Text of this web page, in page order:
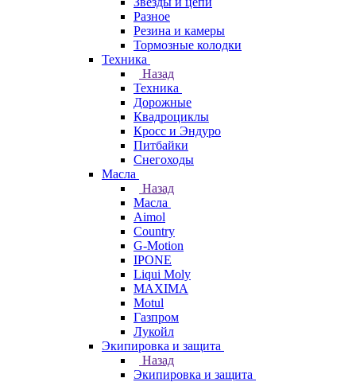
Разное
Резина и камеры
Тормозные колодки
Техника
Назад
Техника
Дорожные
Квадроциклы
Кросс и Эндуро
Питбайки
Снегоходы
Масла
Назад
Масла
Aimol
Country
G-Motion
IPONE
Liqui Moly
MAXIMA
Motul
Газпром
Лукойл
Экипировка и защита
Назад
Экипировка и защита